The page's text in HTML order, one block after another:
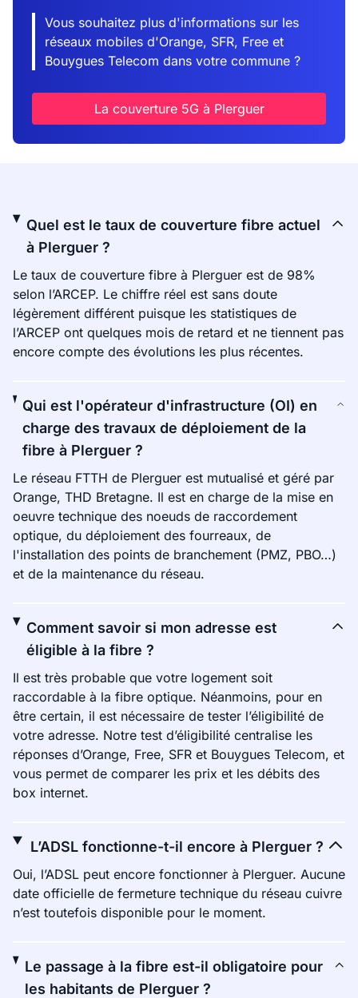
Vous souhaitez plus d'informations sur les
réseaux mobiles d'Orange, SFR, Free et
Bouygues Telecom dans votre commune ?
La couverture 5G à Plerguer
Quel est le taux de couverture fibre actuel
à Plerguer ?
Le taux de couverture fibre à Plerguer est de 98%
selon l’ARCEP. Le chiffre réel est sans doute
légèrement différent puisque les statistiques de
l’ARCEP ont quelques mois de retard et ne tiennent pas
encore compte des évolutions les plus récentes.
Qui est l'opérateur d'infrastructure (OI) en
charge des travaux de déploiement de la
fibre à Plerguer ?
Le réseau FTTH de Plerguer est mutualisé et géré par
Orange, THD Bretagne. Il est en charge de la mise en
oeuvre technique des noeuds de raccordement
optique, du déploiement des fourreaux, de
l'installation des points de branchement (PMZ, PBO…)
et de la maintenance du réseau.
Comment savoir si mon adresse est
éligible à la fibre ?
Il est très probable que votre logement soit
raccordable à la fibre optique. Néanmoins, pour en
être certain, il est nécessaire de tester l’éligibilité de
votre adresse. Notre test d’éligibilité centralise les
réponses d’Orange, Free, SFR et Bouygues Telecom, et
vous permet de comparer les prix et les débits des
box internet.
L’ADSL fonctionne-t-il encore à Plerguer ?
Oui, l’ADSL peut encore fonctionner à Plerguer. Aucune
date officielle de fermeture technique du réseau cuivre
n’est toutefois disponible pour le moment.
Le passage à la fibre est-il obligatoire pour
les habitants de Plerguer ?